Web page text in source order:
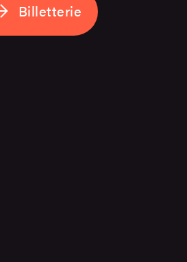
Billetterie